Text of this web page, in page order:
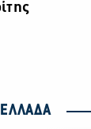
ΕΛΛΑΔΑ